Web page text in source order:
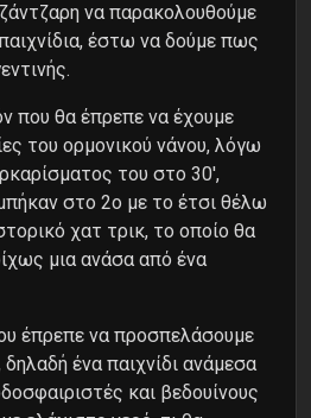
να παρακολουθούμε
έστω να δούμε πως
που θα έπρεπε να έχουμε
του ορμονικού νάνου, λόγω
του στο 30′,
στο 2ο με το έτσι θέλω
χατ τρικ, το οποίο θα
μια ανάσα από ένα
έπρεπε να προσπελάσουμε
ένα παιχνίδι ανάμεσα
και βεδουίνους